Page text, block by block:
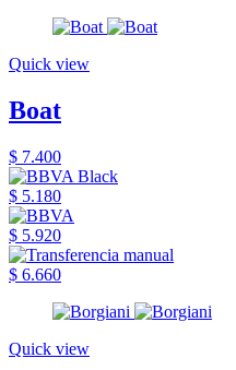
Quick view
Boat
$ 7.400
$ 5.180
$ 5.920
$ 6.660
Quick view